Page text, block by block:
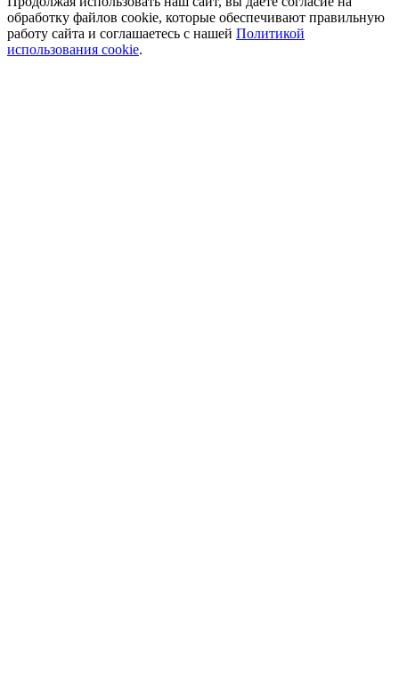
обработку файлов cookie, которые обеспечивают правильную
работу сайта и соглашаетесь с нашей Политикой
использования cookie.